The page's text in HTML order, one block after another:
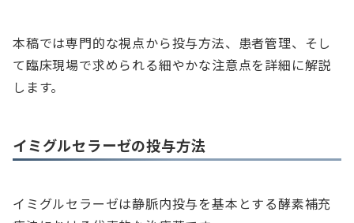
本稿では専門的な視点から投与方法、患者管理、そし
て臨床現場で求められる細やかな注意点を詳細に解説
します。
イミグルセラーゼの投与方法
イミグルセラーゼは静脈内投与を基本とする酵素補充